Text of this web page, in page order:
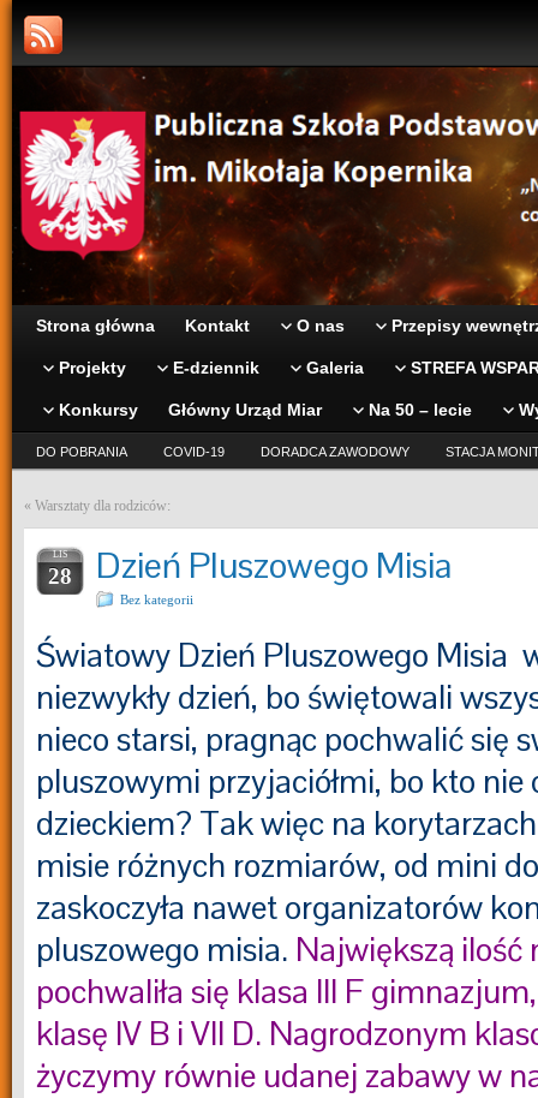
Strona główna Kontakt O nas Przepisy
Projekty E-dziennik Galeria STREFA
Konkursy Główny Urząd Miar Na 50 – lecie
DO POBRANIA COVID-19 DORADCA ZAWODOWY STACJA
« Warsztaty dla rodziców:
LIS
28 Dzień Pluszowego Misia
Bez kategorii
Światowy Dzień Pluszowego Misia
niezwykły dzień, bo świętowali
nieco starsi, pragnąc pochwalić się
pluszowymi przyjaciółmi, bo kto nie
dzieckiem? Tak więc na
misie różnych rozmiarów, od mini
zaskoczyła nawet organizatorów
pluszowego misia. Największą ilość
pochwaliła się klasa III F
klasę IV B i VII D. Nagrodzonym
życzymy równie udanej zabawy w